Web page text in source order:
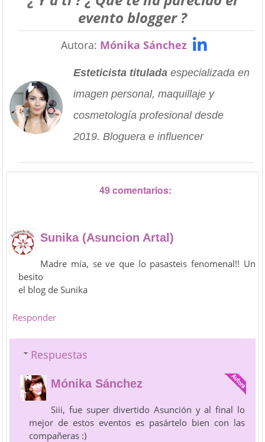
evento blogger ?
Autora: Mónika Sánchez
Esteticista tituladaespecializada en
imagen personal, maquillaje y
cosmetología profesional desde
2019. Bloguera e influencer
49 comentarios:
Sunika (Asuncion Artal)
Madre mía, se ve que lo pasasteis fenomenal!! Un
besito
el blog de Sunika
Responder
Respuestas
Mónika Sánchez
Siii, fue super divertido Asunción y al final lo
mejor de estos eventos es pasártelo bien con las
compañeras :)